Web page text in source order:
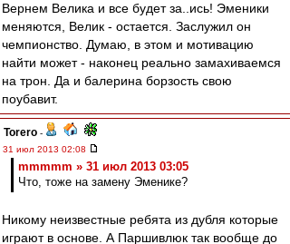
Вернем Велика и все будет за..ись! Эменики
меняются, Велик - остается. Заслужил он
чемпионство. Думаю, в этом и мотивацию
найти может - наконец реально замахиваемся
на трон. Да и балерина борзость свою
поубавит.
Torero -
31 июл 2013 02:08
mmmmm » 31 июл 2013 03:05
Что, тоже на замену Эменике?
Никому неизвестные ребята из дубля которые
играют в основе. А Паршивлюк так вообще до